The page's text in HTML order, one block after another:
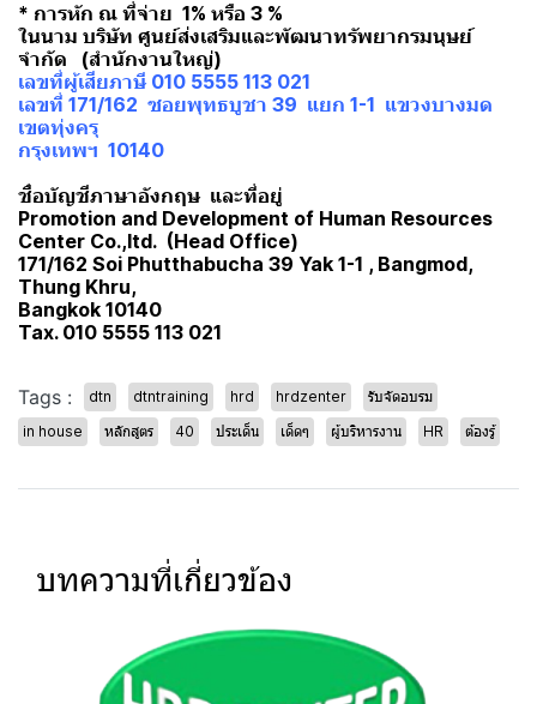
* การหัก ณ ที่จ่าย 1% หรือ 3 %
ในนาม บริษัท ศูนย์ส่งเสริมและพัฒนาทรัพยากรมนุษย์
จำกัด (สำนักงานใหญ่)
เลขที่ผู้เสียภาษี 010 5555 113 021
เลขที่ 171/162 ซอยพุทธบูชา 39 แยก 1-1 แขวงบางมด
เขตทุ่งครุ
กรุงเทพฯ 10140
ชื่อบัญชีภาษาอังกฤษ และที่อยู่
Promotion and Development of Human Resources
Center Co.,ltd. (Head Office)
171/162 Soi Phutthabucha 39 Yak 1-1 , Bangmod,
Thung Khru,
Bangkok 10140
Tax. 010 5555 113 021
Tags : dtn dtntraining hrd hrdzenter
รับจัดอบรม
in house
หลักสูตร 40 ประเด็น เด็ดๆ ผู้บริหารงาน HR ต้องรู้
บทความที่เกี่ยวข้อง